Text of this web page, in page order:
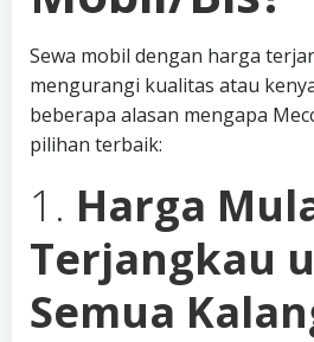
Sewa mobil dengan harga
mengurangi kualitas atau
beberapa alasan mengapa
pilihan terbaik:
1. Harga
Terjangkau
Semua